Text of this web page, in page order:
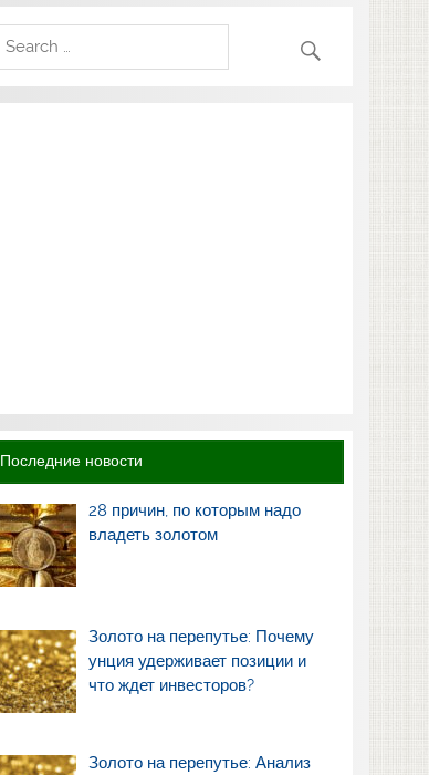
Последние новости
28 причин, по которым надо
владеть золотом
Золото на перепутье: Почему
унция удерживает позиции и
что ждет инвесторов?
Золото на перепутье: Анализ